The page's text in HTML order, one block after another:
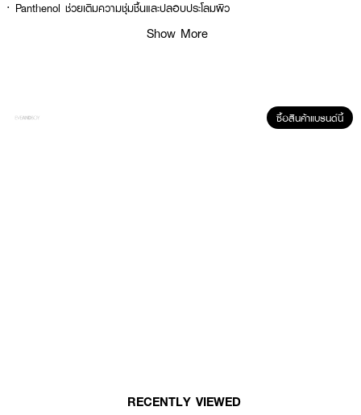
· Panthenol ช่วยเติมความชุ่มชื้นและปลอบประโลมผิว
5X Ceramide เสริมเกราะปกป้องผิวShow More
ซื้อสินค้าแบรนด์นี้
RECENTLY VIEWED